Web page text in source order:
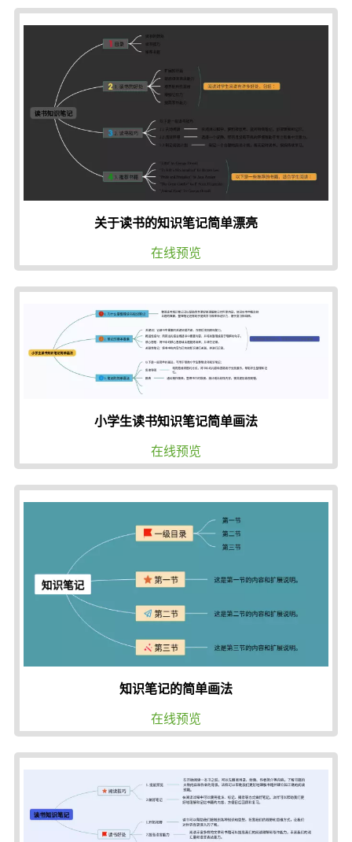
关于读书的知识笔记简单漂亮
在线预览
小学生读书知识笔记简单画法
在线预览
知识笔记的简单画法
在线预览